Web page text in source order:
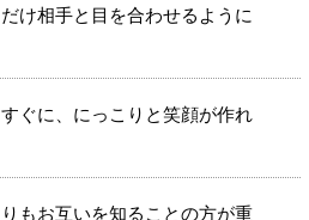
け相手と目を合わせるように
ぐに、にっこりと笑顔が作れ
もお互いを知ることの方が重